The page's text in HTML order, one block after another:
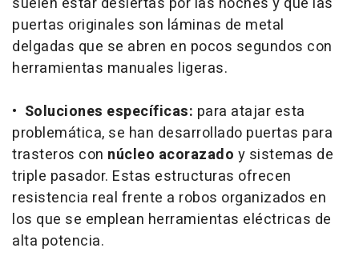
puertas originales son láminas de metal
delgadas que se abren en pocos segundos con
herramientas manuales ligeras.
• Soluciones específicas: para atajar esta
problemática, se han desarrollado puertas para
trasteros con núcleo acorazado y sistemas de
triple pasador. Estas estructuras ofrecen
resistencia real frente a robos organizados en
los que se emplean herramientas eléctricas de
alta potencia.